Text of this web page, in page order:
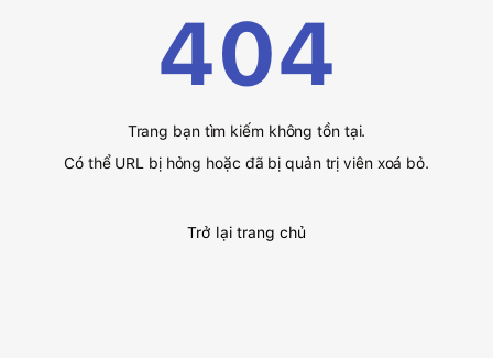
404
Trang bạn tìm kiếm không tồn tại.
Có thể URL bị hỏng hoặc đã bị quản trị viên xoá bỏ.
Trở lại trang chủ